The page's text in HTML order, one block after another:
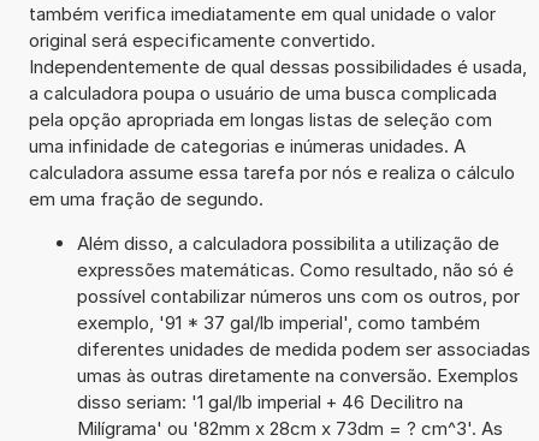
também verifica imediatamente em qual unidade o valor
original será especificamente convertido.
Independentemente de qual dessas possibilidades é usada,
a calculadora poupa o usuário de uma busca complicada
pela opção apropriada em longas listas de seleção com
uma infinidade de categorias e inúmeras unidades. A
calculadora assume essa tarefa por nós e realiza o cálculo
em uma fração de segundo.
Além disso, a calculadora possibilita a utilização de
expressões matemáticas. Como resultado, não só é
possível contabilizar números uns com os outros, por
exemplo, '91 * 37 gal/lb imperial', como também
diferentes unidades de medida podem ser associadas
umas às outras diretamente na conversão. Exemplos
disso seriam: '1 gal/lb imperial + 46 Decilitro na
Milígrama' ou '82mm x 28cm x 73dm = ? cm^3'. As